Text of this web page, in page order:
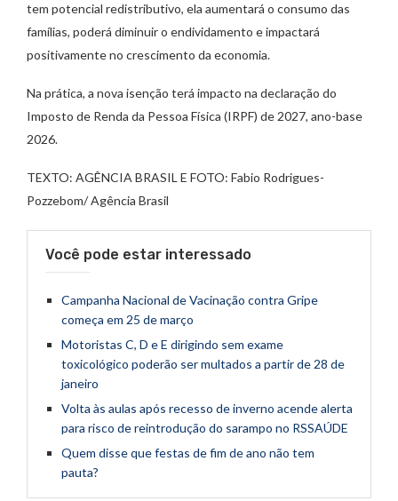
tem potencial redistributivo, ela aumentará o consumo das
famílias, poderá diminuir o endividamento e impactará
positivamente no crescimento da economia.
Na prática, a nova isenção terá impacto na declaração do
Imposto de Renda da Pessoa Física (IRPF) de 2027, ano-base
2026.
TEXTO: AGÊNCIA BRASIL E FOTO: Fabio Rodrigues-
Pozzebom/ Agência Brasil
Você pode estar interessado
Campanha Nacional de Vacinação contra Gripe
começa em 25 de março
Motoristas C, D e E dirigindo sem exame
toxicológico poderão ser multados a partir de 28 de
janeiro
Volta às aulas após recesso de inverno acende alerta
para risco de reintrodução do sarampo no RSSAÚDE
Quem disse que festas de fim de ano não tem
pauta?